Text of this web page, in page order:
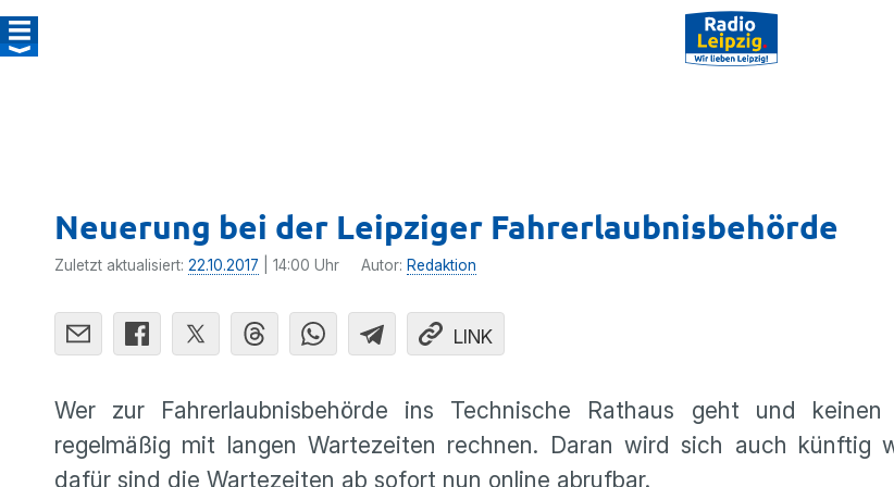
Neuerung bei der Leipziger Fahrerlaubnisbehörde
Zuletzt aktualisiert: 22.10.2017 | 14:00 Uhr Autor: Redaktion
LINK
Wer zur Fahrerlaubnisbehörde ins Technische Rathaus geht und
regelmäßig mit langen Wartezeiten rechnen. Daran wird sich auch künftig
dafür sind die Wartezeiten ab sofort nun online abrufbar.